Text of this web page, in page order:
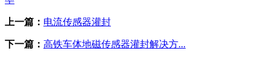
上一篇： 电流传感器灌封
下一篇： 高铁车体地磁传感器灌封解决方...